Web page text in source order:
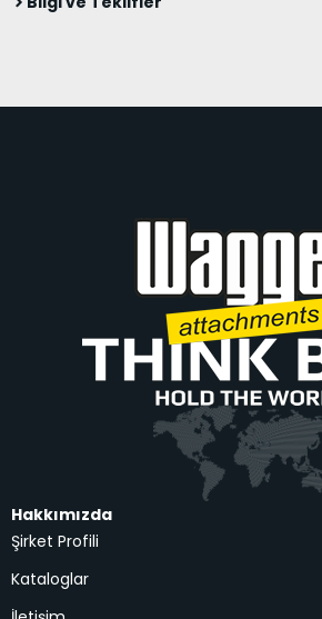
Hakkımızda
Şirket Profili
Kataloglar